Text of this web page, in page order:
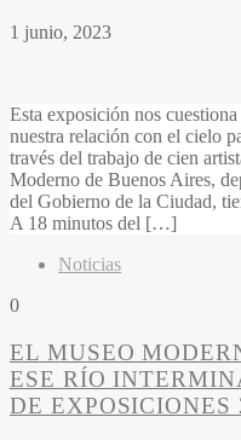
1 junio, 2023
​​​​​​​Esta exposición nos
nuestra relación con el cielo
través del trabajo de cien
Moderno de Buenos Aires,
del Gobierno de la Ciudad,
A 18 minutos del […]
Noticias
0
EL MUSEO
ESE RÍO
DE EXPOSICIONES